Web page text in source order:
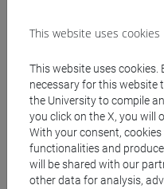
fi 30 cfu allegato 2
ISTITUTI DI
(GIAPPONESE) -
insegnanti
fi 30 cfu allegato 2
[FI25] LINGUE E
ISTITUTI DI
(PORTOGHESE)
This website uses cookies
This website uses
necessary for this website
the University to compile
you click on the X, you will
With your consent,
functionalities and
will be shared with our
other data for analysis,